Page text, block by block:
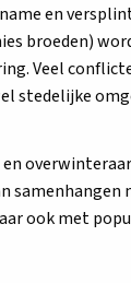
en
broeden)
Veel
stedelijke
samenhangen
ook met